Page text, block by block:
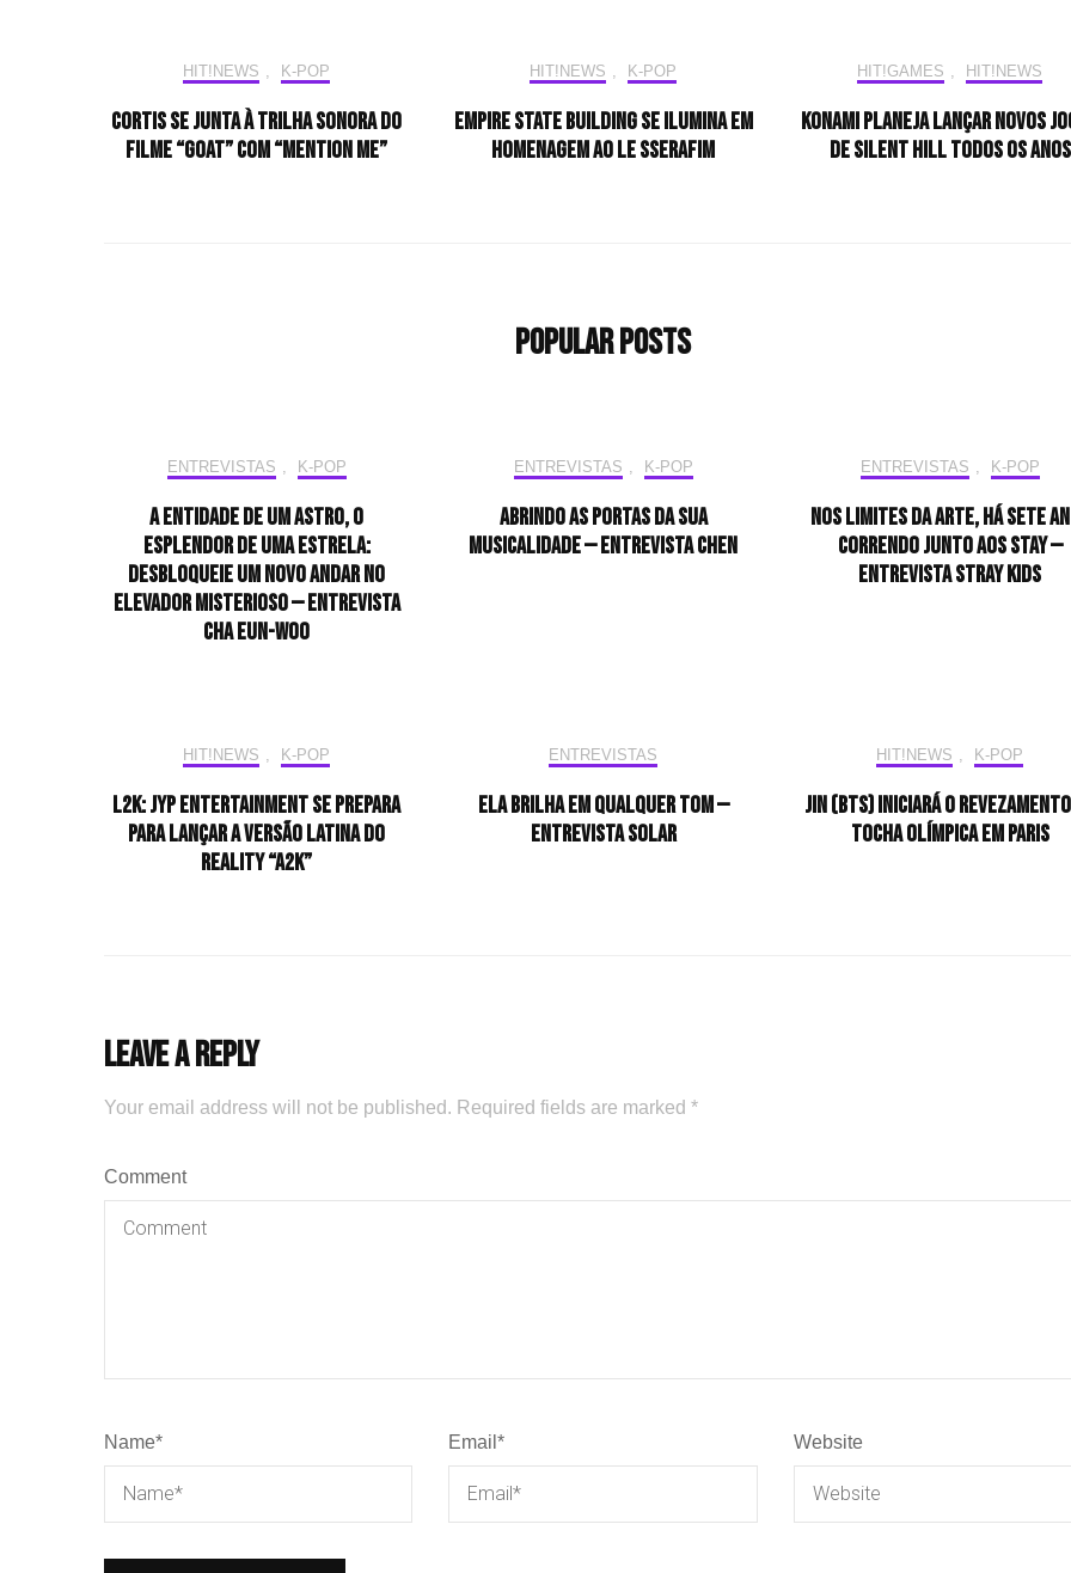
HIT!NEWS K-POP
CORTIS se junta à trilha sonora do
filme “GOAT” com “Mention Me”
HIT!NEWS K-POP
Empire State Building se ilumina em
homenagem ao LE SSERAFIM
HIT!GAMES HIT!NEWS
Konami planeja lançar novos
de Silent Hill todos os anos
Popular Posts
ENTREVISTAS K-POP
A entidade de um astro, o
esplendor de uma estrela:
desbloqueie um novo andar no
elevador misterioso — Entrevista
CHA EUN-WOO
ENTREVISTAS K-POP
Abrindo as portas da sua
musicalidade — Entrevista CHEN
ENTREVISTAS K-POP
Nos limites da arte, há sete
correndo junto aos STAY —
Entrevista Stray Kids
HIT!NEWS K-POP
L2K: JYP Entertainment se prepara
para lançar a versão latina do
reality “A2K”
ENTREVISTAS
Ela brilha em qualquer tom —
Entrevista Solar
HIT!NEWS K-POP
Jin (BTS) iniciará o
tocha olímpica em Paris
Leave a Reply
Your email address will not be published. Required fields are marked *
Comment
Name* Email* Website